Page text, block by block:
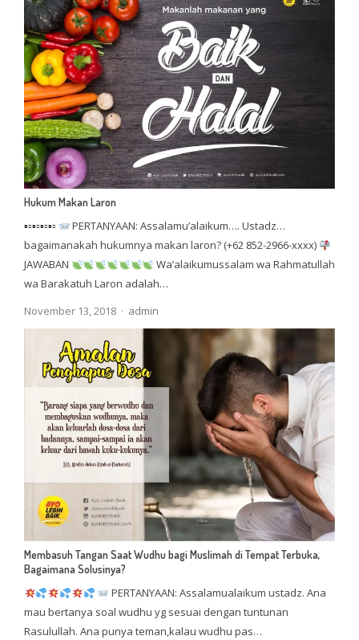
Hukum Makan Laron
▪▫▪▫▪▫▪▫
PERTANYAAN: Assalamu’alaikum…. Ustadz…
bagaimanakah hukumnya makan laron? (+62 852-2966-xxxx)
JAWABAN
Wa’alaikumussalam wa Rahmatullah
wa Barakatuh Laron adalah…
November 13, 2018
Author
admin
Membasuh Tangan Saat Wudhu bagi Muslimah di Tempat Terbuka,
Bagaimana Solusinya?
PERTANYAAN: Assalamualaikum ustadz. Ana
mau bertanya soal wudhu yg sesuai dengan tuntunan
Rasulullah. Ana punya teman,kalau wudhu pas…